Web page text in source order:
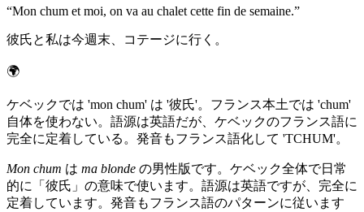
“Mon chum et moi, on va au chalet cette fin de semaine.”
彼氏と私は今週末、コテージに行く。
🌍
ケベックでは 'mon chum' は '彼氏'。フランス本土では 'chum'
自体を使わない。語源は英語だが、ケベックのフランス語に
完全に定着している。発音もフランス語化して 'TCHUM'。
Mon chum は ma blonde の男性版です。ケベック全体で日常
的に「彼氏」の意味で使います。語源は英語ですが、完全に
定着しています。発音もフランス語のパターンに従います